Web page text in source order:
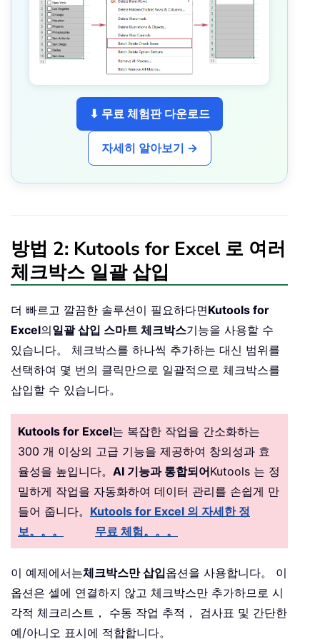
⬇ 무료 체험판 다운로드
자세히 알아보기 →
방법 2: Kutools for Excel 로 여러
체크박스 일괄 삽입
더 빠르고 깔끔한 솔루션이 필요하다면Kutools for
Excel의일괄 삽입 스마트 체크박스기능을 사용할 수
있습니다。 체크박스를 하나씩 추가하는 대신 범위를
선택하여 몇 번의 클릭만으로 일괄적으로 체크박스를
삽입할 수 있습니다。
Kutools for Excel는 복잡한 작업을 간소화하는
300 개 이상의 고급 기능을 제공하여 창의성과 효
율성을 높입니다。 AI 기능과 통합되어Kutools 는 정
밀하게 작업을 자동화하여 데이터 관리를 손쉽게 만
들어 줍니다。 Kutools for Excel 의 자세한 정
보。。。
무료 체험。。。
이 예제에서는체크박스만 삽입옵션을 사용합니다。 이
옵션은 셀에 연결하지 않고 체크박스만 추가하므로 시
각적 체크리스트， 수동 작업 추적， 검사표 및 간단한
예/아니오 표시에 적합합니다。